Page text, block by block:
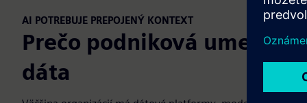
AI POTREBUJE PREPOJENÝ KONTEXT
Prečo podniková umelá
dáta